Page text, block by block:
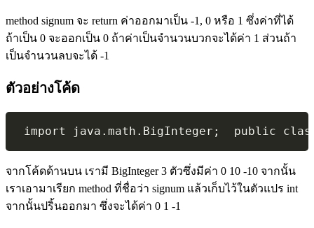
method signum จะ return ค่าออกมาเป็น -1, 0 หรือ 1 ซึ่งค่าที่ได้
ถ้าเป็น 0 จะออกเป็น 0 ถ้าค่าเป็นจำนวนบวกจะได้ค่า 1 ส่วนถ้า
เป็นจำนวนลบจะได้ -1
ตัวอย่างโค้ด
จากโค้ดด้านบน เรามี BigInteger 3 ตัวซึ่งมีค่า 0 10 -10 จากนั้น
เราเอามาเรียก method ที่ชื่อว่า signum แล้วเก็บไว้ในตัวแปร int
จากนั้นปริ้นออกมา ซึ่งจะได้ค่า 0 1 -1